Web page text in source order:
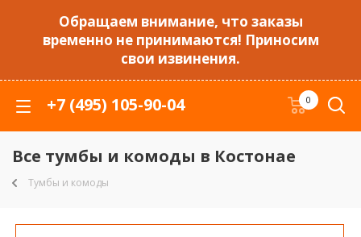
Обращаем внимание, что заказы
временно не принимаются! Приносим
свои извинения.
+7 (495) 105-90-04 0
Все тумбы и комоды в Костонае
Тумбы и комоды